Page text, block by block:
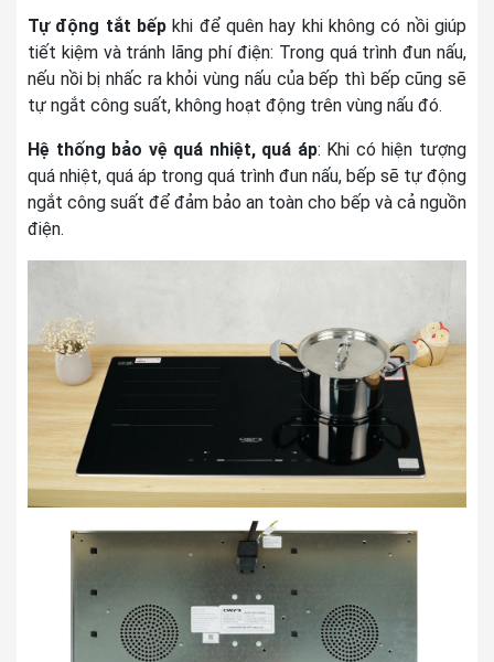
Tự động tắt bếp khi để quên hay khi không có nồi giúp
tiết kiệm và tránh lãng phí điện: Trong quá trình đun nấu,
nếu nồi bị nhấc ra khỏi vùng nấu của bếp thì bếp cũng sẽ
tự ngắt công suất, không hoạt động trên vùng nấu đó.
Hệ thống bảo vệ quá nhiệt, quá áp: Khi có hiện tượng
quá nhiệt, quá áp trong quá trình đun nấu, bếp sẽ tự động
ngắt công suất để đảm bảo an toàn cho bếp và cả nguồn
điện.